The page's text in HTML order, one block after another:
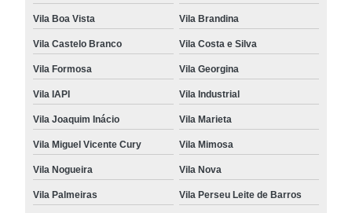
Vila Boa Vista Vila Brandina
Vila Castelo Branco Vila Costa e Silva
Vila Formosa Vila Georgina
Vila IAPI Vila Industrial
Vila Joaquim Inácio Vila Marieta
Vila Miguel Vicente Cury Vila Mimosa
Vila Nogueira Vila Nova
Vila Palmeiras Vila Perseu Leite de Barros